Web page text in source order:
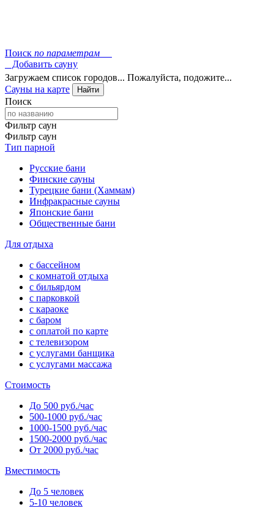
Поиск по параметрам
Добавить сауну
Загружаем список городов... Пожалуйста, подожите...
Сауны на карте
Найти
Поиск
Фильтр саун
Фильтр саун
Тип парной
Русские бани
Финские сауны
Турецкие бани (Хаммам)
Инфракрасные сауны
Японские бани
Общественные бани
Для отдыха
с бассейном
с комнатой отдыха
с бильярдом
с парковкой
с караоке
с баром
с оплатой по карте
с телевизором
с услугами банщика
с услугами массажа
Стоимость
До 500 руб./час
500-1000 руб./час
1000-1500 руб./час
1500-2000 руб./час
От 2000 руб./час
Вместимость
До 5 человек
5-10 человек